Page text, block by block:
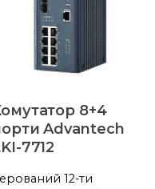
8+4
Advantech
7712
12-ти